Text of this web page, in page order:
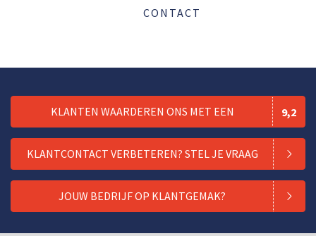
CONTACT
KLANTEN WAARDEREN ONS MET EEN 9,2
KLANTCONTACT VERBETEREN? STEL JE VRAAG
JOUW BEDRIJF OP KLANTGEMAK?